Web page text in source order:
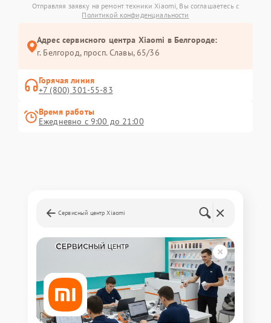
Отправляя заявку на ремонт техники Xiaomi, Вы соглашаетесь с
Политикой конфиденциальности
Адрес сервисного центра Xiaomi в Белгороде:
г. Белгород, просп. Славы, 65/36
Горячая линия
+7 (800) 301-55-83
Время работы
Ежедневно с 9:00 до 21:00
Сервисный центр Xiaomi